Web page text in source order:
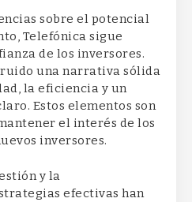
sobre el potencial
Telefónica sigue
de los inversores.
una narrativa sólida
la eficiencia y un
Estos elementos son
el interés de los
inversores.
y la
efectivas han